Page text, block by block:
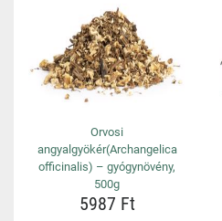
Orvosi
angyalgyökér(Archangelica
officinalis) – gyógynövény,
500g
5987 Ft